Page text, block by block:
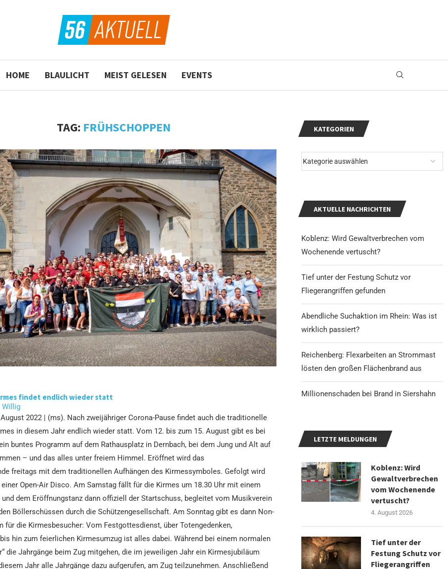
HOME BLAULICHT MEIST GELESEN EVENTS
TAG: FRÜHSCHOPPEN
findet endlich wieder statt
Willig
2022 | (ms). Nach zweijähriger Corona-Pause findet auch die traditionelle
in diesem Jahr endlich wieder statt. Vom 12. bis zum 15. August gibt es bei
buntes Programm auf dem Rathausplatz in Dernbach, bei dem Jung und Alt auf
– und das alles unter freiem Himmel. Eröffnet wird das
freitags mit dem traditionellen Aufhängen des Kirmessymboles. Gefolgt wird
einer Open-Air Disco. Am Samstag fällt für die Kirmes um 18.30 Uhr mit einem
und dem Eröffnungstanz dann offiziell der Startschuss, begleitet vom Musikverein
Böllerschüssen durch die Schützengesellschaft. Am Sonntag gibt es dann Non-
für die Kirmesbesucher: Vom Festgottesdienst, über Totengedenken,
hin zum feierlichen Kirmesumzug ist alles dabei. Während bei einem normalen
die Jahrgänge beim Zug mitgehen, die im jeweiligen Jahr ein Kirmesjubiläum
Jahr alle Jahrgänge dazu aufgerufen, am Zug teilzunehmen. Anschließend
KATEGORIEN
AKTUELLE NACHRICHTEN
Koblenz: Wird Gewaltverbrechen vom
Wochenende vertuscht?
Tief unter der Festung Schutz vor
Fliegerangriffen gefunden
Abendliche Suchaktion im Rhein: Was ist
wirklich passiert?
Reichenberg: Flexarbeiten an Strommast
lösten den großen Flächenbrand aus
Millionenschaden bei Brand in Siershahn
LETZTE MELDUNGEN
Koblenz: Wird
Gewaltverbrechen
vom Wochenende
vertuscht?
4. August 2026
Tief unter der
Festung Schutz vor
Fliegerangriffen